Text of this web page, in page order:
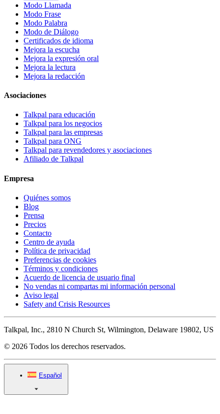
Modo Llamada
Modo Frase
Modo Palabra
Modo de Diálogo
Certificados de idioma
Mejora la escucha
Mejora la expresión oral
Mejora la lectura
Mejora la redacción
Asociaciones
Talkpal para educación
Talkpal para los negocios
Talkpal para las empresas
Talkpal para ONG
Talkpal para revendedores y asociaciones
Afiliado de Talkpal
Empresa
Quiénes somos
Blog
Prensa
Precios
Contacto
Centro de ayuda
Política de privacidad
Preferencias de cookies
Términos y condiciones
Acuerdo de licencia de usuario final
No vendas ni compartas mi información personal
Aviso legal
Safety and Crisis Resources
Talkpal, Inc., 2810 N Church St, Wilmington, Delaware 19802, US
© 2026 Todos los derechos reservados.
Español